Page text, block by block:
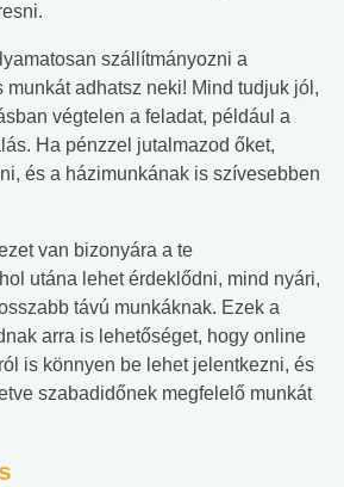
szállítmányozni a
munkát adhatsz neki! Mind tudjuk jól,
végtelen a feladat, például a
Ha pénzzel jutalmazod őket,
és a házimunkának is szívesebben
van bizonyára a te
utána lehet érdeklődni, mind nyári,
távú munkáknak. Ezek a
arra is lehetőséget, hogy online
is könnyen be lehet jelentkezni, és
szabadidőnek megfelelő munkát